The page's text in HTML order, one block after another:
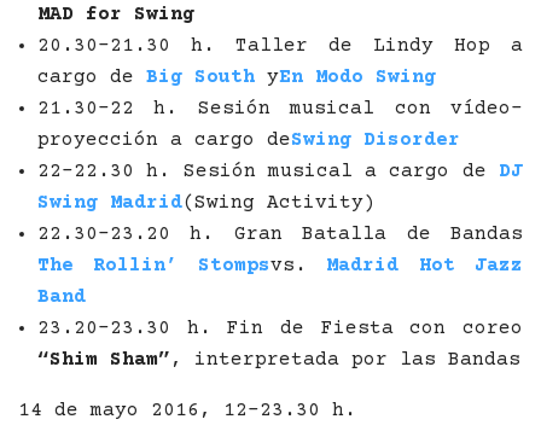
MAD for Swing
20.30-21.30 h. Taller de Lindy Hop a
cargo de Big South yEn Modo Swing
21.30-22 h. Sesión musical con vídeo-
proyección a cargo deSwing Disorder
22-22.30 h. Sesión musical a cargo de DJ
Swing Madrid(Swing Activity)
22.30-23.20 h. Gran Batalla de Bandas
The Rollin’ Stompsvs. Madrid Hot Jazz
Band
23.20-23.30 h. Fin de Fiesta con coreo
“Shim Sham” , interpretada por las Bandas
14 de mayo 2016, 12-23.30 h.